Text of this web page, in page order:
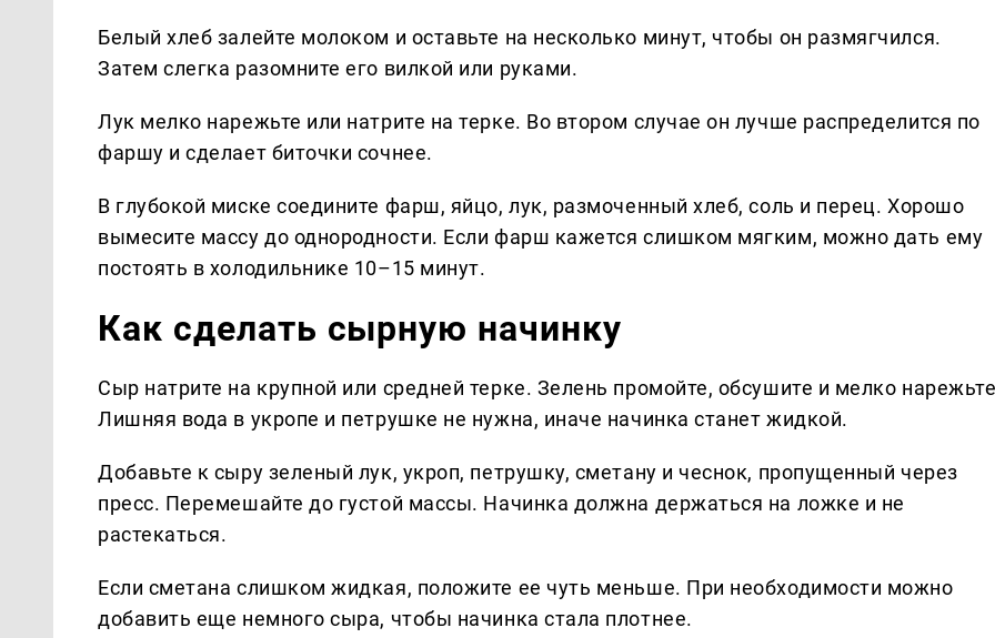
Белый хлеб залейте молоком и оставьте на несколько минут, чтобы он размягчился.
Затем слегка разомните его вилкой или руками.
Лук мелко нарежьте или натрите на терке. Во втором случае он лучше распределится по
фаршу и сделает биточки сочнее.
В глубокой миске соедините фарш, яйцо, лук, размоченный хлеб, соль и перец. Хорошо
вымесите массу до однородности. Если фарш кажется слишком мягким, можно дать ему
постоять в холодильнике 10–15 минут.
Как сделать сырную начинку
Сыр натрите на крупной или средней терке. Зелень промойте, обсушите и мелко
Лишняя вода в укропе и петрушке не нужна, иначе начинка станет жидкой.
Добавьте к сыру зеленый лук, укроп, петрушку, сметану и чеснок, пропущенный через
пресс. Перемешайте до густой массы. Начинка должна держаться на ложке и не
растекаться.
Если сметана слишком жидкая, положите ее чуть меньше. При необходимости можно
добавить еще немного сыра, чтобы начинка стала плотнее.